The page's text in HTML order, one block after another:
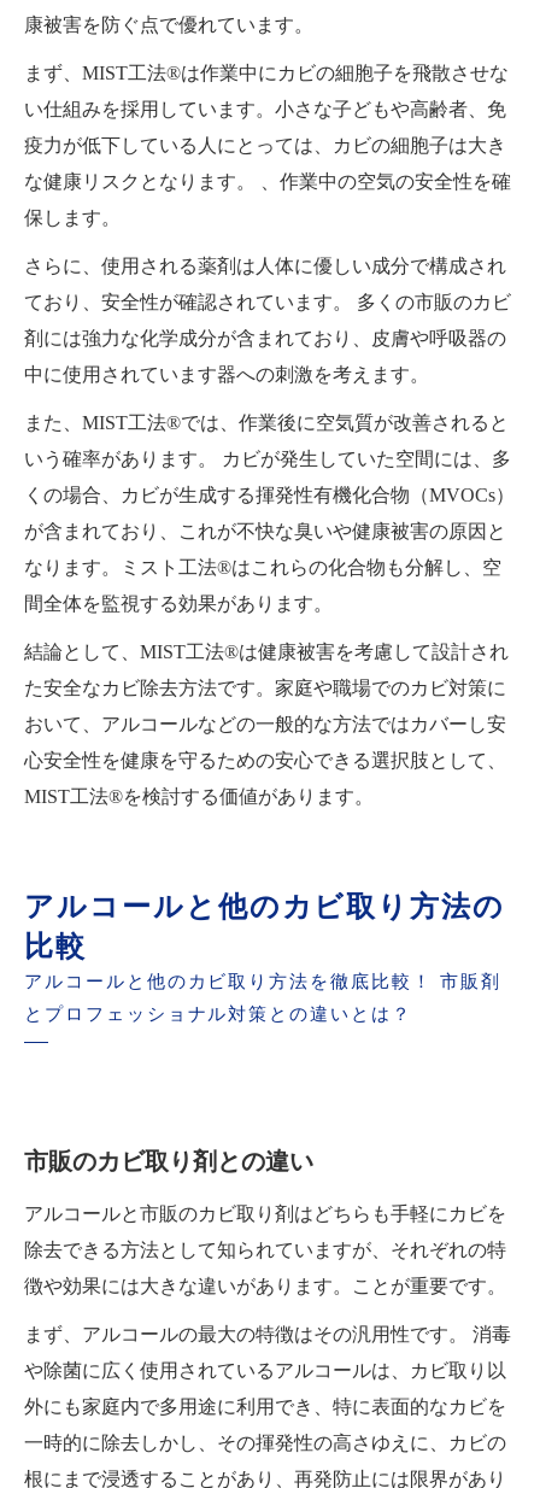
康被害を防ぐ点で優れています。
まず、MIST工法®は作業中にカビの細胞子を飛散させな
い仕組みを採用しています。小さな子どもや高齢者、免
疫力が低下している人にとっては、カビの細胞子は大き
な健康リスクとなります。 、作業中の空気の安全性を確
保します。
さらに、使用される薬剤は人体に優しい成分で構成され
ており、安全性が確認されています。 多くの市販のカビ
剤には強力な化学成分が含まれており、皮膚や呼吸器の
中に使用されています器への刺激を考えます。
また、MIST工法®では、作業後に空気質が改善されると
いう確率があります。 カビが発生していた空間には、多
くの場合、カビが生成する揮発性有機化合物（MVOCs）
が含まれており、これが不快な臭いや健康被害の原因と
なります。ミスト工法®はこれらの化合物も分解し、空
間全体を監視する効果があります。
結論として、MIST工法®は健康被害を考慮して設計され
た安全なカビ除去方法です。家庭や職場でのカビ対策に
おいて、アルコールなどの一般的な方法ではカバーし安
心安全性を健康を守るための安心できる選択肢として、
MIST工法®を検討する価値があります。
アルコールと他のカビ取り方法の
比較
アルコールと他のカビ取り方法を徹底比較！ 市販剤
とプロフェッショナル対策との違いとは？
市販のカビ取り剤との違い
アルコールと市販のカビ取り剤はどちらも手軽にカビを
除去できる方法として知られていますが、それぞれの特
徴や効果には大きな違いがあります。ことが重要です。
まず、アルコールの最大の特徴はその汎用性です。 消毒
や除菌に広く使用されているアルコールは、カビ取り以
外にも家庭内で多用途に利用でき、特に表面的なカビを
一時的に除去しかし、その揮発性の高さゆえに、カビの
根にまで浸透することがあり、再発防止には限界があり